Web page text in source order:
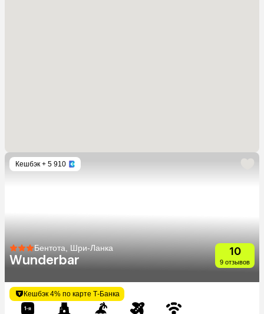
Кешбэк + 5 910
Бентота, Шри-Ланка
Wunderbar
10
9 отзывов
Кешбэк 4% по карте Т-Банка